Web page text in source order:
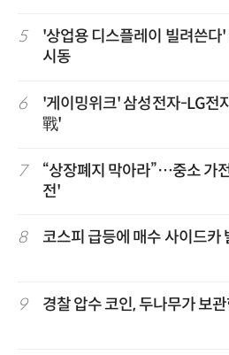
5
'상업용 디스플레이 빌려쓴
시동
6
'게이밍위크' 삼성전자-LG전
戰'
7
“상장폐지 막아라”…중소 가
전'
8 코스피 급등에 매수 사이드카
9 경찰 압수 코인, 두나무가 보